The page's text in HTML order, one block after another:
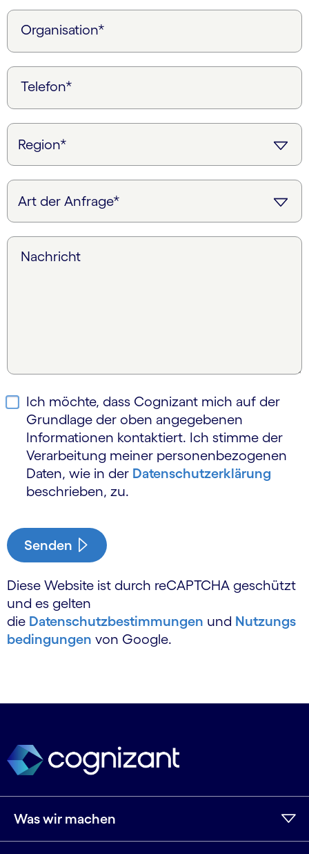
Organisation*
Telefon*
Nachricht
Ich möchte, dass Cognizant mich auf der
Grundlage der oben angegebenen
Informationen kontaktiert. Ich stimme der
Verarbeitung meiner personen­bezogenen
Daten, wie in der Daten­schutz­erklärung
beschrieben, zu.
Senden
Diese Website ist durch reCAPTCHA geschützt
und es gelten
die Datenschutzbestimmungen und Nutzungs
bedingungen von Google.
Was wir machen